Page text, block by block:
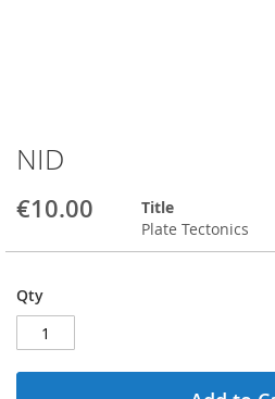
NID
€10.00
Title
Plate Tectonics
Qty
Skip
to
the
beginning
gallery